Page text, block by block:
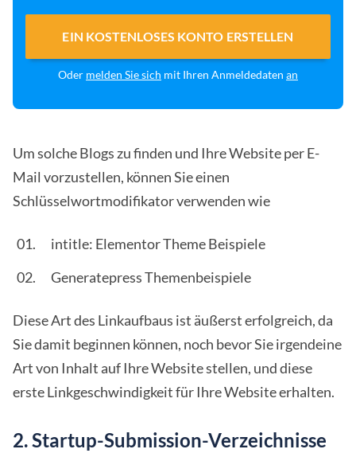
EIN KOSTENLOSES KONTO ERSTELLEN
Oder melden Sie sich mit Ihren Anmeldedaten an
Um solche Blogs zu finden und Ihre Website per E-
Mail vorzustellen, können Sie einen
Schlüsselwortmodifikator verwenden wie
intitle: Elementor Theme Beispiele
Generatepress Themenbeispiele
Diese Art des Linkaufbaus ist äußerst erfolgreich, da
Sie damit beginnen können, noch bevor Sie irgendeine
Art von Inhalt auf Ihre Website stellen, und diese
erste Linkgeschwindigkeit für Ihre Website erhalten.
2. Startup-Submission-Verzeichnisse